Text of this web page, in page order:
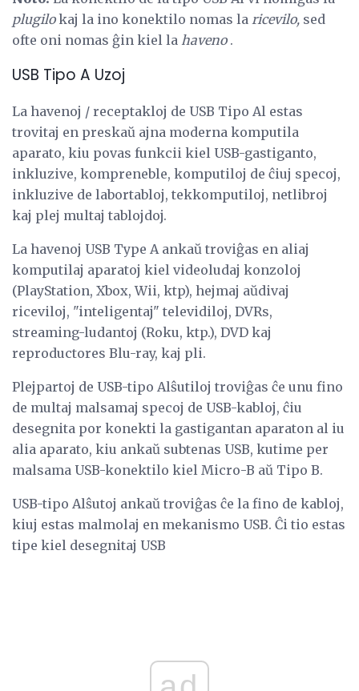
plugilokaj la ino konektilo nomas la ricevilo, sed
ofte oni nomas ĝin kiel la haveno.
USB Tipo A Uzoj
La havenoj / receptakloj de USB Tipo Al estas
trovitaj en preskaŭ ajna moderna komputila
aparato, kiu povas funkcii kiel USB-gastiganto,
inkluzive, kompreneble, komputiloj de ĉiuj specoj,
inkluzive de labortabloj, tekkomputiloj, netlibroj
kaj plej multaj tablojdoj.
La havenoj USB Type A ankaŭ troviĝas en aliaj
komputilaj aparatoj kiel videoludaj konzoloj
(PlayStation, Xbox, Wii, ktp), hejmaj aŭdivaj
riceviloj, "inteligentaj" televidiloj, DVRs,
streaming-ludantoj (Roku, ktp.), DVD kaj
reproductores Blu-ray, kaj pli.
Plejpartoj de USB-tipo Alŝutiloj troviĝas ĉe unu fino
de multaj malsamaj specoj de USB-kabloj, ĉiu
desegnita por konekti la gastigantan aparaton al iu
alia aparato, kiu ankaŭ subtenas USB, kutime per
malsama USB-konektilo kiel Micro-B aŭ Tipo B.
USB-tipo Alŝutoj ankaŭ troviĝas ĉe la fino de kabloj,
kiuj estas malmolaj en mekanismo USB. Ĉi tio estas
tipe kiel desegnitaj USB